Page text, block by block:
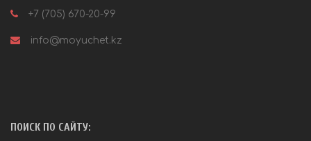
+7 (705) 670-20-99
info@moyuchet.kz
ПОИСК ПО САЙТУ: